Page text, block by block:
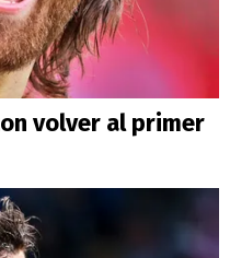
volver al primer